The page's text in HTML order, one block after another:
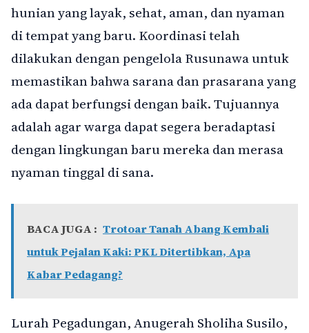
hunian yang layak, sehat, aman, dan nyaman
di tempat yang baru. Koordinasi telah
dilakukan dengan pengelola Rusunawa untuk
memastikan bahwa sarana dan prasarana yang
ada dapat berfungsi dengan baik. Tujuannya
adalah agar warga dapat segera beradaptasi
dengan lingkungan baru mereka dan merasa
nyaman tinggal di sana.
BACA JUGA : Trotoar Tanah Abang Kembali
untuk Pejalan Kaki: PKL Ditertibkan, Apa
Kabar Pedagang?
Lurah Pegadungan, Anugerah Sholiha Susilo,